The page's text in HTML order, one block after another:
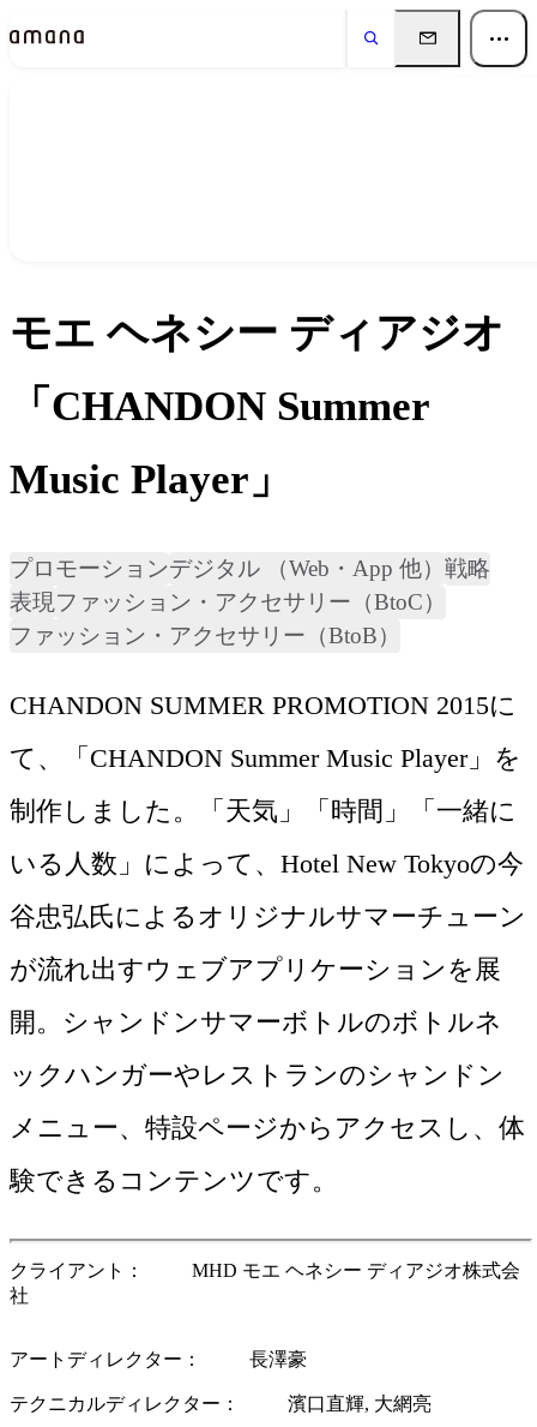
モエ ヘネシー ディアジオ
「CHANDON Summer
Music Player」
プロモーションデジタル （Web・App 他） 戦略
表現ファッション・アクセサリー（BtoC）
ファッション・アクセサリー（BtoB）
CHANDON SUMMER PROMOTION 2015に
て、「CHANDON Summer Music Player」を
制作しました。「天気」「時間」「一緒に
いる人数」によって、Hotel New Tokyoの今
谷忠弘氏によるオリジナルサマーチューン
が流れ出すウェブアプリケーションを展
開。シャンドンサマーボトルのボトルネ
ックハンガーやレストランのシャンドン
メニュー、特設ページからアクセスし、体
験できるコンテンツです。
クライアント
MHD モエ ヘネシー ディアジオ株式会
社
アートディレクター 長澤豪
テクニカルディレクター 濱口直輝 大網亮